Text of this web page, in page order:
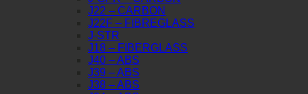
J22 – CARBON
J22F – FIBREGLASS
J-STR
J18 – FIBERGLASS
J40 – ABS
J39 – ABS
J38 – ABS